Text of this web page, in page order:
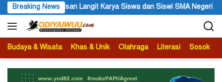
Langsung
ke
konten
Breaking News
dan Siswi SMA Negeri 1 Dogiyai Anggota MRP Papua
Budaya & Wisata Khas & Unik Olahraga Literasi Sosok